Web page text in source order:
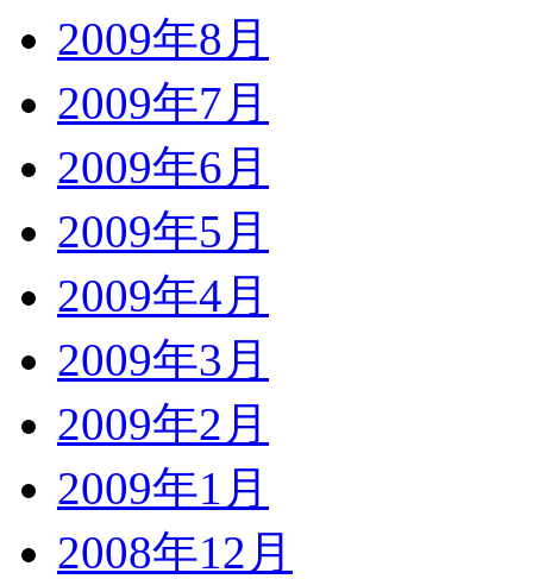
2009年8月
2009年7月
2009年6月
2009年5月
2009年4月
2009年3月
2009年2月
2009年1月
2008年12月